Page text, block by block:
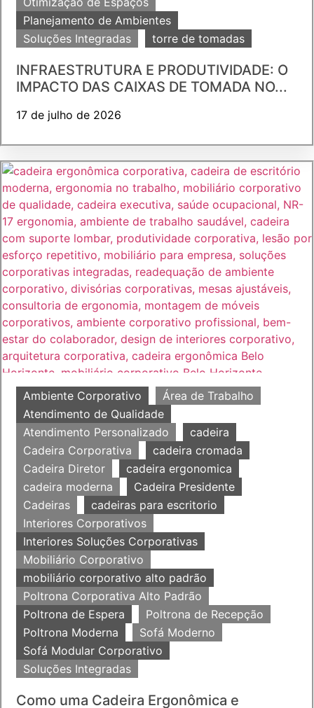
Planejamento de Ambientes
Soluções Integradas
torre de tomadas
INFRAESTRUTURA E PRODUTIVIDADE: O
IMPACTO DAS CAIXAS DE TOMADA NO...
17 de julho de 2026
Ambiente Corporativo
Área de Trabalho
Atendimento de Qualidade
Atendimento Personalizado
cadeira
Cadeira Corporativa
cadeira cromada
Cadeira Diretor
cadeira ergonomica
cadeira moderna
Cadeira Presidente
Cadeiras
cadeiras para escritorio
Interiores Corporativos
Interiores Soluções Corporativas
Mobiliário Corporativo
mobiliário corporativo alto padrão
Poltrona Corporativa Alto Padrão
Poltrona de Espera
Poltrona de Recepção
Poltrona Moderna
Sofá Moderno
Sofá Modular Corporativo
Soluções Integradas
Como uma Cadeira Ergonômica e